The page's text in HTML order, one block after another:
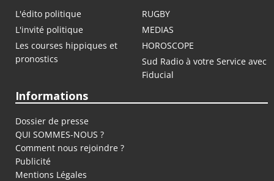
L'édito politique
RUGBY
L'invité politique
MEDIAS
Les courses hippiques et
pronostics
HOROSCOPE
Sud Radio à votre Service avec
Fiducial
Informations
Dossier de presse
QUI SOMMES-NOUS ?
Comment nous rejoindre ?
Publicité
Mentions Légales